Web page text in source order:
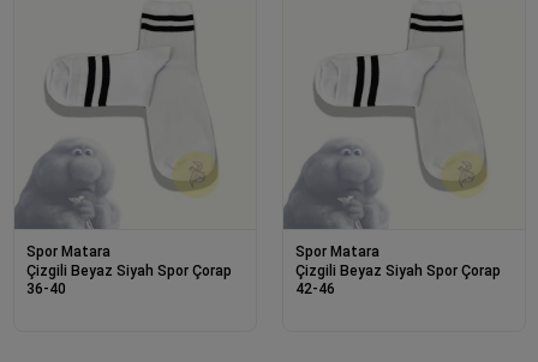
Spor Matara
Çizgili Beyaz Siyah Spor Çorap
36-40
Spor Matara
Çizgili Beyaz Siyah Spor Çorap
42-46